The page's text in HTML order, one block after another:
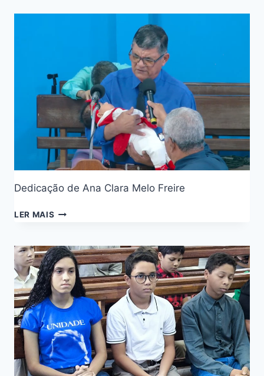
Dedicação de Ana Clara Melo Freire
LER MAIS